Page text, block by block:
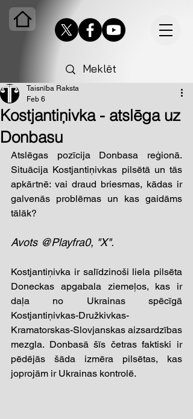
Kostjantiņivka - atslēga uz
Donbasu
Taisnība Raksta
Feb 6
Atslēgas pozīcija Donbasa reģionā.
Situācija Kostjantiņivkas pilsētā un tās
apkārtnē: vai draud briesmas, kādas ir
galvenās problēmas un kas gaidāms
tālāk?
Avots @Playfra0, "X".
Kostjantiņivka ir salīdzinoši liela pilsēta
Doneckas apgabala ziemeļos, kas ir
daļa no Ukrainas spēcīgā
Kostjantiņivkas-Družkivkas-
Kramatorskas-Slovjanskas aizsardzības
mezgla. Donbasā šīs četras faktiski ir
pēdējās šāda izmēra pilsētas, kas
joprojām ir Ukrainas kontrolē.